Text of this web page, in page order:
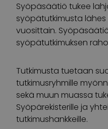
Syöpäsäätiö tukee
syöpätutkimusta
vuosittain.
syöpätutkimuksen
Tutkimusta tuetaan
tutkimusryhmille
sekä muun muassa
Syöpärekisterille ja
tutkimushankkeille.